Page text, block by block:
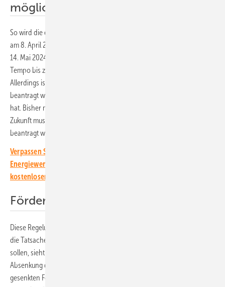
möglich
So wird die erste Förderrunde für die Investitionszuschüsse bereits
am 8. April 2024 starten. Die erste Auktion von Marktprämien wird am
14. Mai 2024 starten. Deshalb muss die Bundesregierung jetzt das
Tempo bis zur Endgültigen Festlegung der Regelungen beschleunigen.
Allerdings ist ab diesem Jahr vorgesehen, dass die Förderung auch
beantragt werden kann, wenn der Bau der Anlage bereits begonnen
hat. Bisher musste der Antrag vor Projektbeginn gestellt werden. In
Zukunft muss die Förderung vor der Inbetriebnahme der Anlage
beantragt werden.
Verpassen Sie keine wichtige Information rund um die solare
Energiewende! Abonnieren Sie dazu einfach unseren
kostenlosen Newsletter.
Fördersätze sollen sinken
Diese Regelung stößt beim Branchenverband auf Unterstützung. Auch
die Tatsache, dass die Regelungen dieses Jahres auf für 2025 gelten
sollen, sieht PV Austria positiv. Auf Kritik stößt allerdings die
Absenkung der Fördersätze. „Wir sind vorsichtig zurückhaltend, ob die
gesenkten Fördersätze ausreichen, um die Entwicklung neuer Projekte